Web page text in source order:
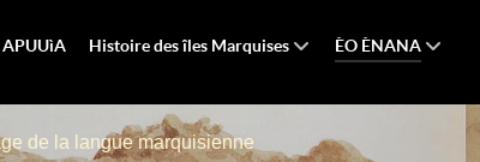
APUUìA Histoire des îles Marquises ÈO ÈNANA
de la langue marquisienne